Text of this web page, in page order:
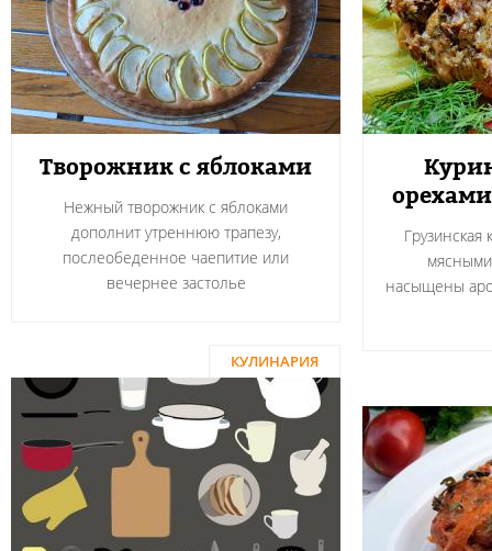
Творожник с яблоками
Нежный творожник с яблоками
дополнит утреннюю трапезу,
послеобеденное чаепитие или
вечернее застолье
Грузинская
насыщены
КУЛИНАРИЯ